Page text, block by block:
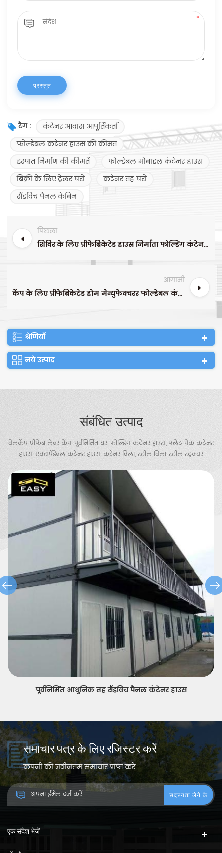
टैग :
कंटेनर आवास आपूर्तिकर्ता
फोल्डेबल कंटेनर हाउस की कीमत
इस्पात निर्माण की कीमतें
फोल्डेबल मोबाइल कंटेनर हाउस
बिक्री के लिए ट्रेलर घरों
कंटेनर तह घरों
सैंडविच पैनल केबिन
पिछला
शिविर के लिए प्रीफैब्रिकेटेड हाउस निर्माता फोल्डिंग कंटेनर आवास
आगामी
कैंप के लिए प्रीफैब्रिकेटेड होम मैन्युफैक्चरर फोल्डेबल कंटेनर शॉप
श्रेणियाँ
नये उत्पाद
संबंधित उत्पाद
वेलकैंप प्रीफैब लेबर कैंप, पूर्वनिर्मित घर, फोल्डिंग कंटेनर हाउस, फ्लैट पैक कंटेनर
हाउस, एक्सपेंडेबल कंटेनर हाउस, कंटेनर विला, स्टील विला, स्टील स्ट्रक्चर
वेयरहाउस, चिकन शेड, पोर्टेबल टॉयलेट, गार्ड हाउस आदि प्रदान करता है।
पूर्वनिर्मित आधुनिक तह सैंडविच पैनल कंटेनर हाउस
समाचार पत्र के लिए रजिस्टर करें
कंपनी की नवीनतम समाचार प्राप्त करें
एक संदेश भेजें